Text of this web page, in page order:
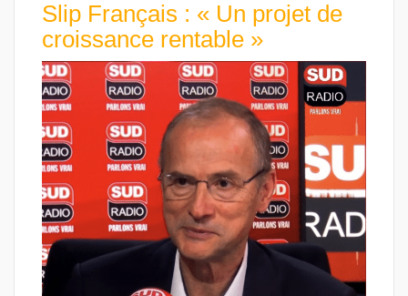
Slip Français : « Un projet de
croissance rentable »